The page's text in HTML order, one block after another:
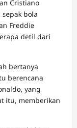
Cristiano
bola
Freddie
detil dari
bertanya
berencana
yang
itu, memberikan